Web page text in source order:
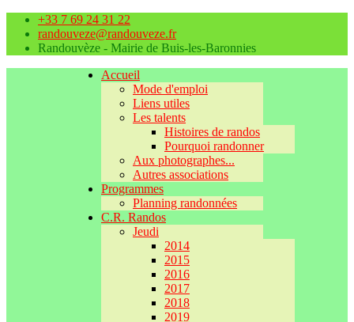
+33 7 69 24 31 22
randouveze@randouveze.fr
Randouvèze - Mairie de Buis-les-Baronnies
Accueil
Mode d'emploi
Liens utiles
Les talents
Histoires de randos
Pourquoi randonner
Aux photographes...
Autres associations
Programmes
Planning randonnées
C.R. Randos
Jeudi
2014
2015
2016
2017
2018
2019